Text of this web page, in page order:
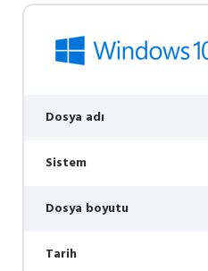
Dosya adı
Sistem
Dosya boyutu
Tarih